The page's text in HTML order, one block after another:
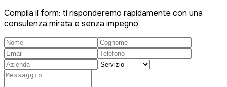
Compila il form: ti risponderemo rapidamente con una
consulenza mirata e senza impegno.